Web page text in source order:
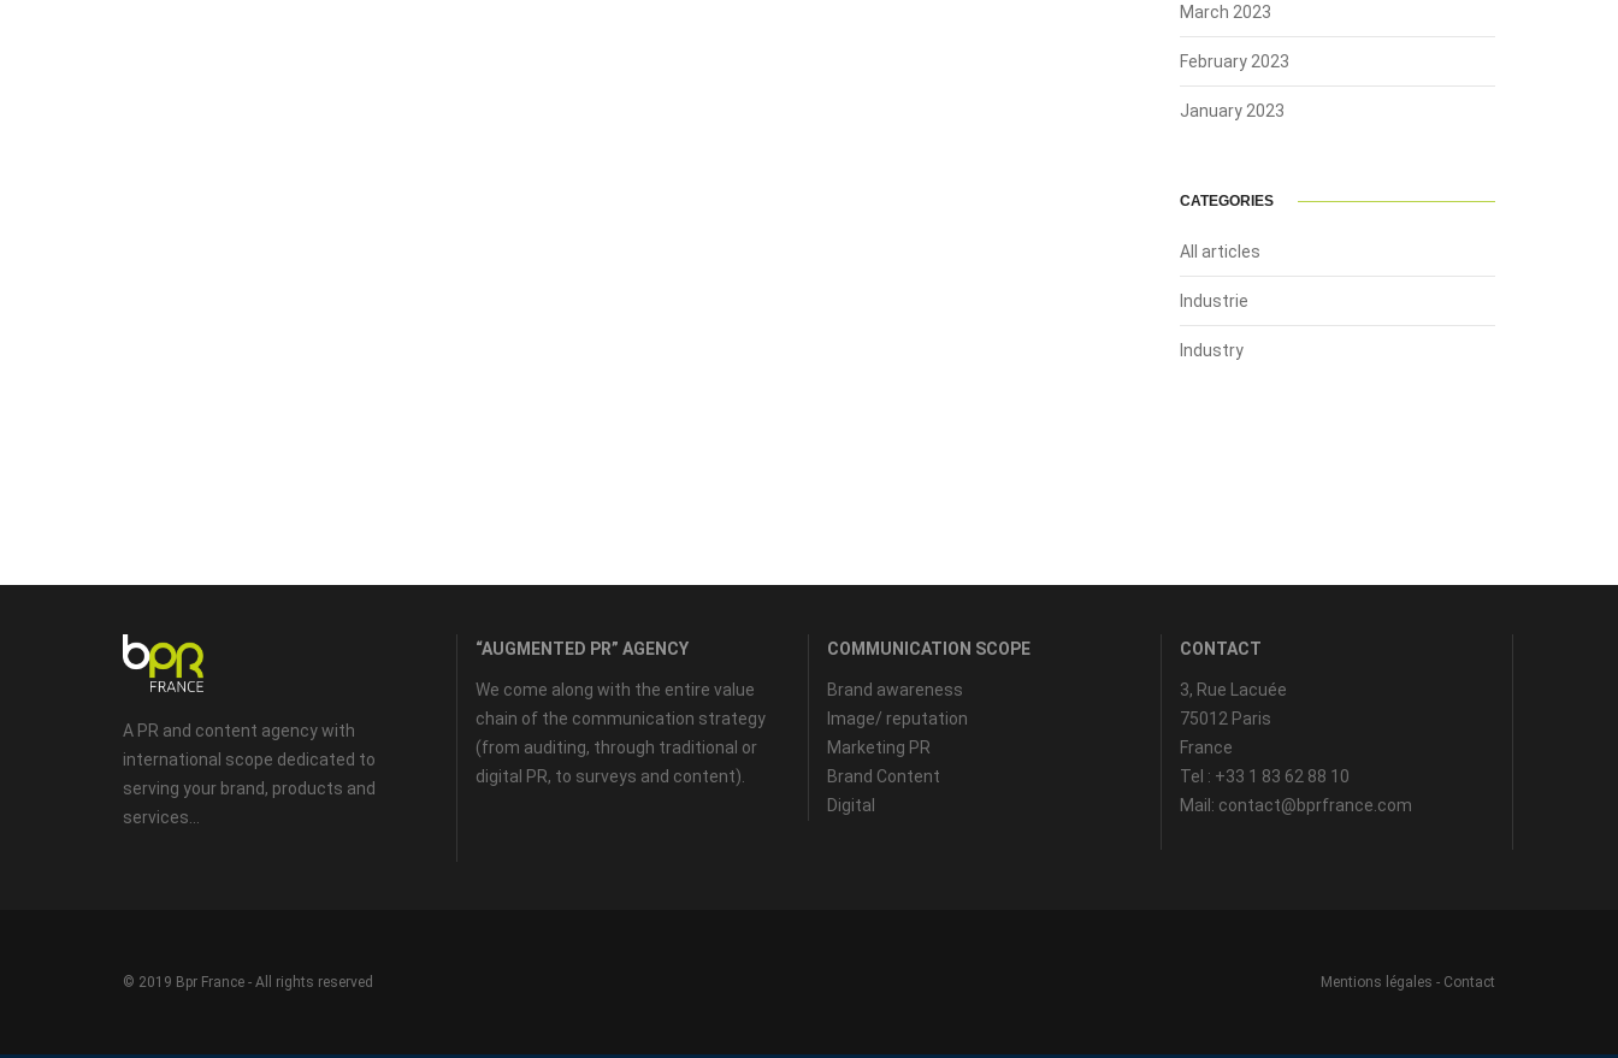
March 2023
February 2023
January 2023
CATEGORIES
All articles
Industrie
Industry
A PR and content agency with
international scope dedicated to
serving your brand, products and
services...
“AUGMENTED PR” AGENCY
We come along with the entire value
chain of the communication strategy
(from auditing, through traditional or
digital PR, to surveys and content).
COMMUNICATION SCOPE
Brand awareness
Image/ reputation
Marketing PR
Brand Content
Digital
CONTACT
3, Rue Lacuée
75012 Paris
France
Tel : +33 1 83 62 88 10
Mail: contact@bprfrance.com
© 2019 Bpr France - All rights reserved Mentions légales - Contact